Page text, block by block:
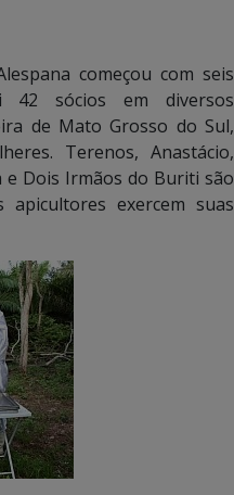
começou com seis
42 sócios em diversos
de Mato Grosso do Sul,
Terenos, Anastácio,
e Dois Irmãos do Buriti são
exercem suas